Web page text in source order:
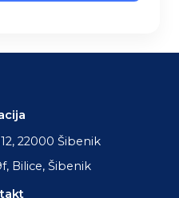
22000 Šibenik
Bilice, Šibenik